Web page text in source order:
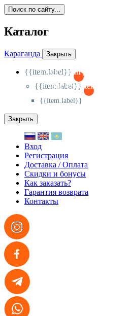
Поиск по сайту...
Каталог
Караганда Закрыть
{{item.label}}
{{activeItem==item.id?'-
{{item.label}}
{{activeSubitem==item.id?'-
{{item.label}}
Закрыть
Вход
Регистрация
Доставка / Оплата
Скидки и бонусы
Как заказать?
Гарантия возврата
Контакты